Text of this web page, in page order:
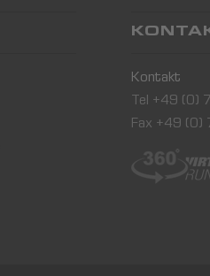
Kontakt
Tel +49 (0)
Fax +49